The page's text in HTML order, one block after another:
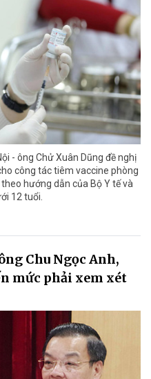
- ông Chử Xuân Dũng đề nghị
công tác tiêm vaccine phòng
hướng dẫn của Bộ Y tế và
12 tuổi.
Chu Ngọc Anh,
mức phải xem xét